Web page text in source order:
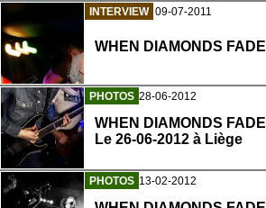
INTERVIEW 09-07-2011
WHEN DIAMONDS FADE
PHOTOS 28-06-2012
WHEN DIAMONDS FADE
Le 26-06-2012 à Liège
PHOTOS 13-02-2012